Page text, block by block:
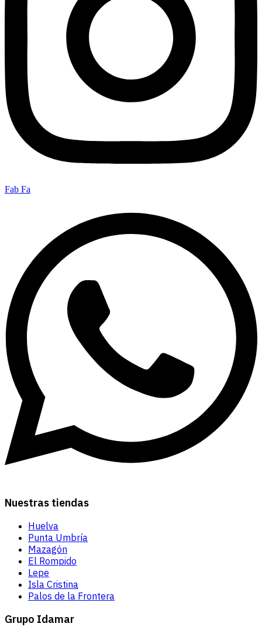
Fab Fa
Nuestras tiendas
Huelva
Punta Umbría
Mazagón
El Rompido
Lepe
Isla Cristina
Palos de la Frontera
Grupo Idamar